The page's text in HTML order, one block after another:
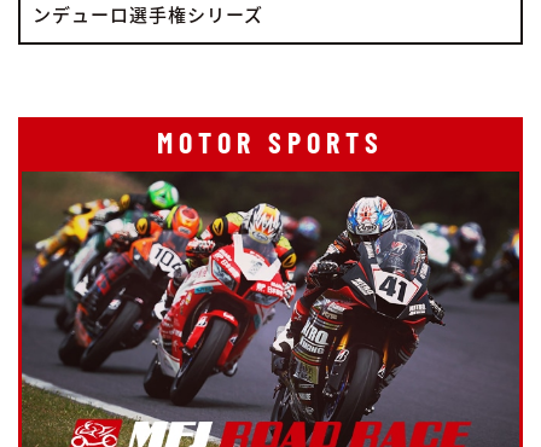
ンデューロ選手権シリーズ
MOTOR SPORTS